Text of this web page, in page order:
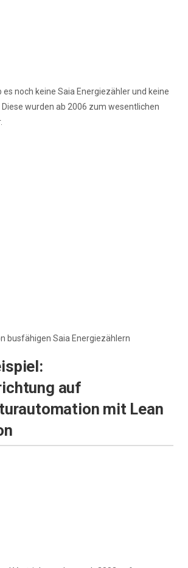
es noch keine Saia Energiezähler und keine
wurden ab 2006 zum wesentlichen
busfähigen Saia Energiezählern
auf
mit Lean